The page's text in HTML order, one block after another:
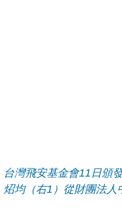
台灣飛安基金會11日頒
炤均（右1）從財團法人